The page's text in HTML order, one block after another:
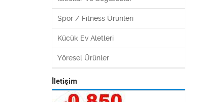
Spor / Fitness Ürünleri
Kücük Ev Aletleri
Yöresel Ürünler
İletişim